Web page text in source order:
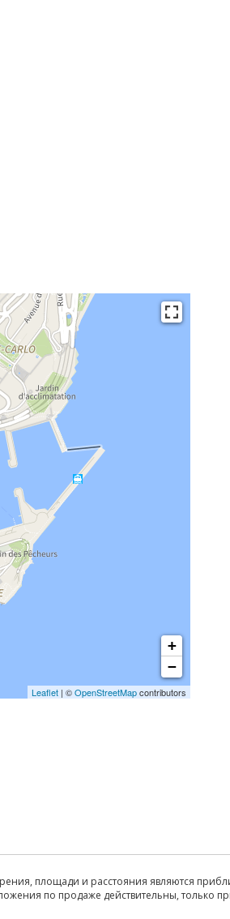
+
−
Leaflet | ©OpenStreetMapcontributors
площади и расстояния являются
по продаже действительны,